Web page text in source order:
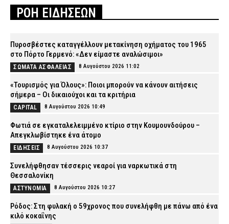
ΡΟΗ ΕΙΔΗΣΕΩΝ
Πυροσβέστες καταγγέλλουν μετακίνηση οχήματος του 1965
στο Πόρτο Γερμενό: «Δεν είμαστε αναλώσιμοι»
ΣΩΜΑΤΑ ΑΣΦΑΛΕΙΑΣ 8 Αυγούστου 2026 11:02
«Τουρισμός για Όλους»: Ποιοι μπορούν να κάνουν αιτήσεις
σήμερα – Οι δικαιούχοι και τα κριτήρια
CAPITAL 8 Αυγούστου 2026 10:49
Φωτιά σε εγκαταλελειμμένο κτίριο στην Κουμουνδούρου –
Απεγκλωβίστηκε ένα άτομο
ΕΙΔΗΣΕΙΣ 8 Αυγούστου 2026 10:37
Συνελήφθησαν τέσσερις νεαροί για ναρκωτικά στη
Θεσσαλονίκη
ΑΣΤΥΝΟΜΙΑ 8 Αυγούστου 2026 10:27
Ρόδος: Στη φυλακή ο 59χρονος που συνελήφθη με πάνω από ένα
κιλό κοκαΐνης